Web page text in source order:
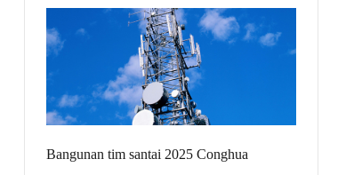
Bangunan tim santai 2025 Conghua